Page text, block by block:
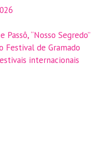
“Nosso Segredo”
Festival de Gramado
internacionais